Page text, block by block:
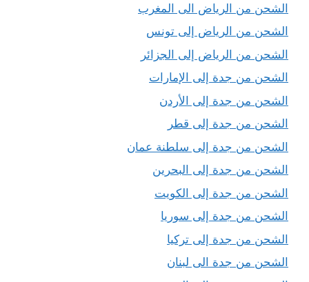
الشحن من الرياض الى المغرب
الشحن من الرياض إلى تونس
الشحن من الرياض إلى الجزائر
الشحن من جدة إلى الإمارات
الشحن من جدة إلى الأردن
الشحن من جدة إلى قطر
الشحن من جدة إلى سلطنة عمان
الشحن من جدة إلى البحرين
الشحن من جدة إلى الكويت
الشحن من جدة إلى سوريا
الشحن من جدة إلى تركيا
الشحن من جدة الى لبنان